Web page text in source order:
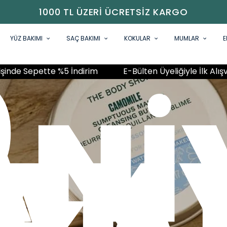
1000 TL ÜZERI ÜCRETSIZ KARGO
YÜZ BAKIMI SAÇ BAKIMI KOKULAR MUMLAR
Üyeliğiyle İlk Alışverişinde Sepette %5 İndirim E-